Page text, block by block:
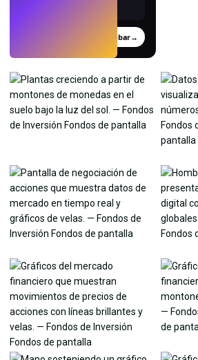
Probar→